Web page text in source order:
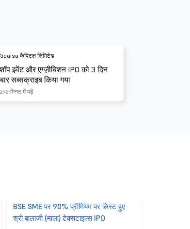
5paisa कैपिटल लिमिटेड
इवेंट और एग्ज़ीबिशन IPO को 3 दिन
सब्सक्राइब किया गया
2 मिनट में पढ़ें
BSE SME पर 90% प्रीमियम पर लिस्ट हुए
श्री बालाजी (माला) टेक्सटाइल्स IPO